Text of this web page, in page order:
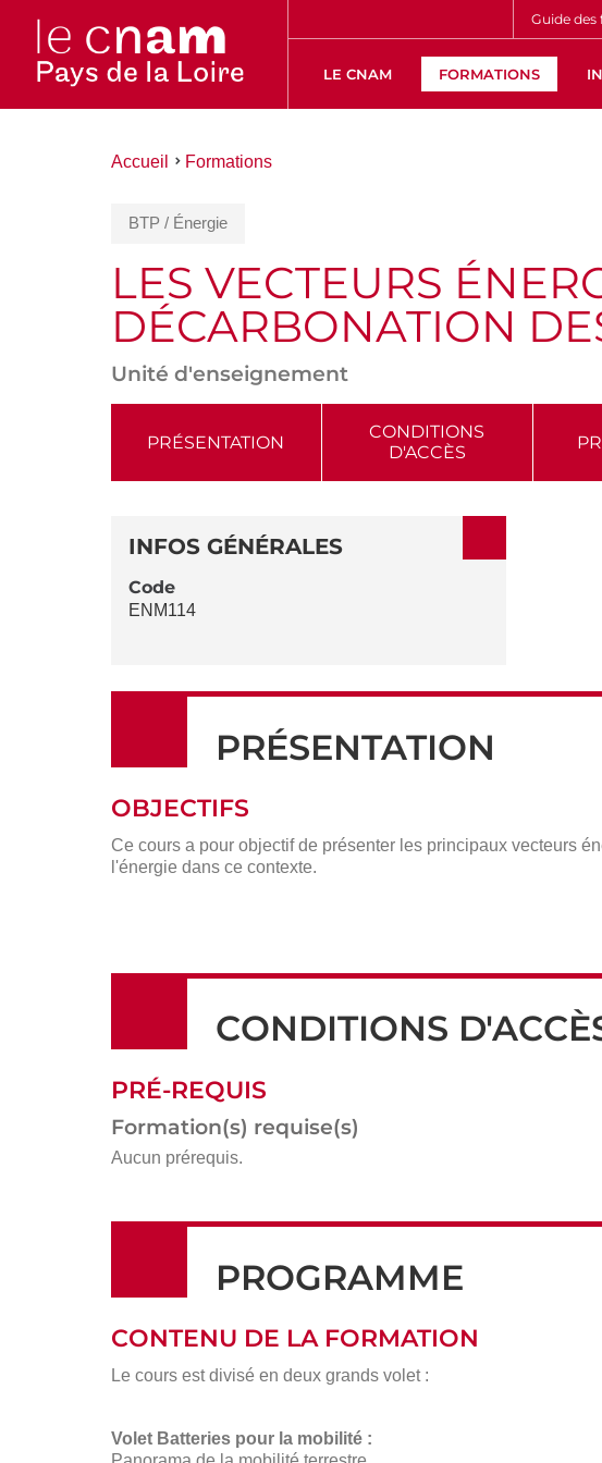
Guide
LE CNAM FORMATIONS
Vous
Accueil Formations
BTP / Énergie
LES VECTEURS
DÉCARBONATION
Unité d'enseignement
ACCÉDER
DE
LA
PRÉSENTATION
CONDITIONS
D'ACCÈS
DÉTAILS
INFOS GÉNÉRALES
Code
ENM114
PRÉSENTATION
OBJECTIFS
Ce cours a pour objectif de présenter les principaux vecteurs
l'énergie dans ce contexte.
CONDITIONS
PRÉ-REQUIS
Formation(s) requise(s)
Aucun prérequis.
PROGRAMME
CONTENU DE LA FORMATION
Le cours est divisé en deux grands volet :
Volet Batteries pour la mobilité :